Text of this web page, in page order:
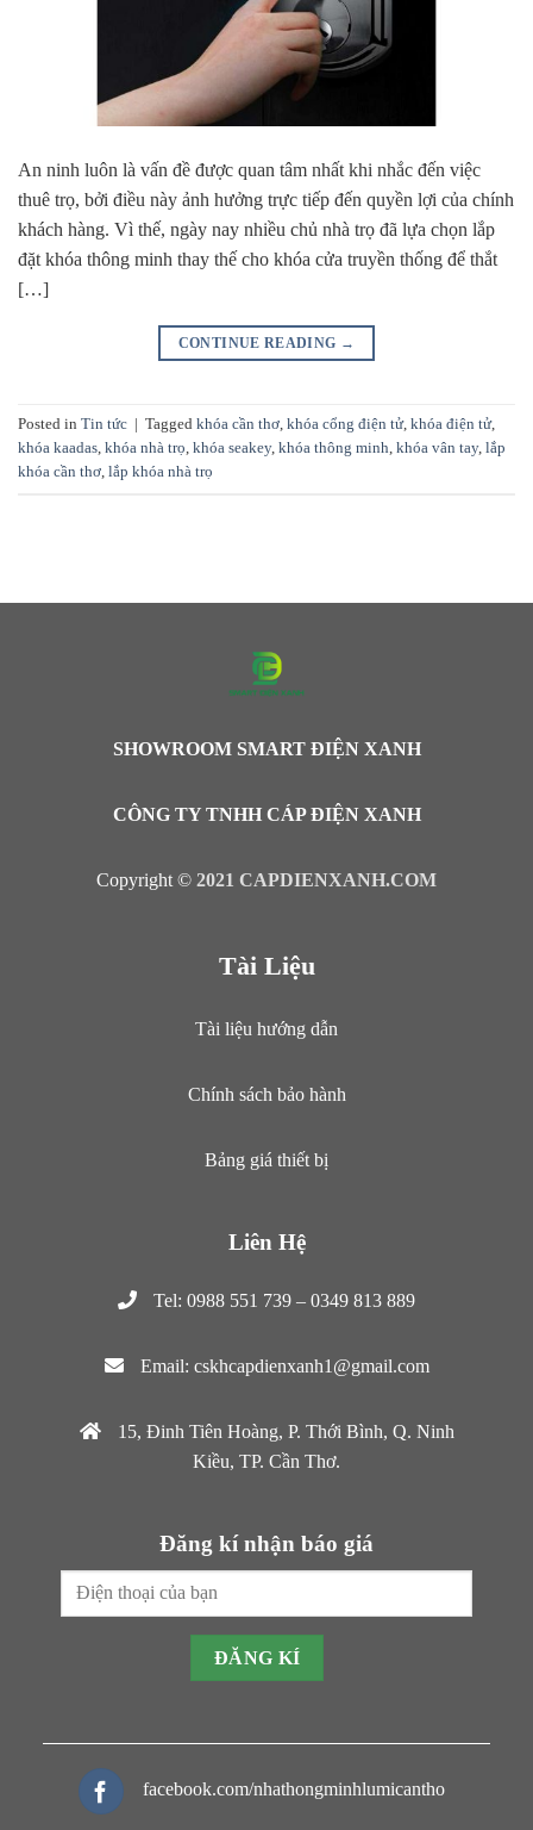
An ninh luôn là vấn đề được quan tâm nhất khi nhắc đến việc
thuê trọ, bởi điều này ảnh hưởng trực tiếp đến quyền lợi của chính
khách hàng. Vì thế, ngày nay nhiều chủ nhà trọ đã lựa chọn lắp
đặt khóa thông minh thay thế cho khóa cửa truyền thống để thắt
[…]
CONTINUE READING →
Posted in Tin tức Tagged khóa cần thơ, khóa cổng điện tử, khóa điện tử,
khóa kaadas, khóa nhà trọ, khóa seakey, khóa thông minh, khóa vân tay, lắp
khóa cần thơ, lắp khóa nhà trọ
SHOWROOM SMART ĐIỆN XANH
CÔNG TY TNHH CÁP ĐIỆN XANH
Copyright © 2021 CAPDIENXANH.COM
Tài Liệu
Tài liệu hướng dẫn
Chính sách bảo hành
Bảng giá thiết bị
Liên Hệ
Tel: 0988 551 739 – 0349 813 889
Email: cskhcapdienxanh1@gmail.com
15, Đinh Tiên Hoàng, P. Thới Bình, Q. Ninh
Kiều, TP. Cần Thơ.
Đăng kí nhận báo giá
facebook.com/nhathongminhlumicantho